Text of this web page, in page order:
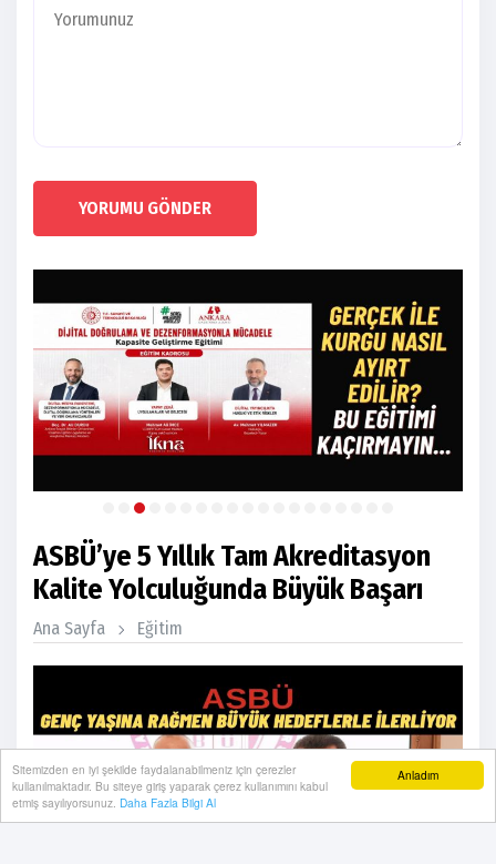
Anladım
Sitemizden en iyi şekilde faydalanabilmeniz için çerezler
kullanılmaktadır. Bu siteye giriş yaparak çerez kullanımını kabul
etmiş sayılıyorsunuz. Daha Fazla Bilgi Al
YORUMU GÖNDER
ASBÜ’ye 5 Yıllık Tam Akreditasyon
Kalite Yolculuğunda Büyük Başarı
Ana Sayfa Eğitim